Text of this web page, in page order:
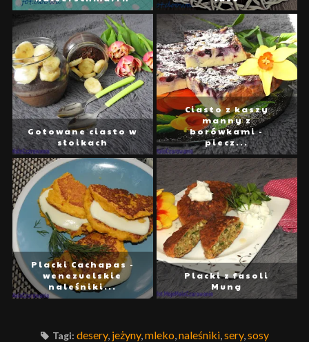
Gotowane ciasto w
słoikach
Ciasto z kaszy
manny z
borówkami -
piecz...
Placki Cachapas -
wenezuelskie
naleśniki...
Placki z fasoli
Mung
Tagi: desery, jeżyny, mleko naleśniki, sery, sosy